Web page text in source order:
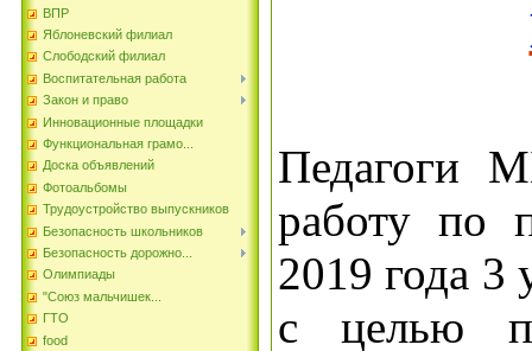
ВПР
Яблоневский филиал
Слободский филиал
Воспитательная работа
Закон и право
Инновационные площадки
Функциональная грамо...
Доска объявлений
Фотоальбомы
Трудоустройство выпускников
Безопасность школьников
Безопасность дорожно...
Олимпиады
"Союз мальчишек...
ГТО
food
Педагоги
работу по
2019 года
с целью